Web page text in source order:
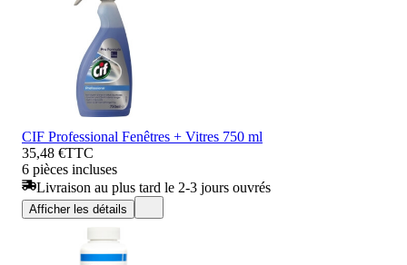
CIF Professional Fenêtres + Vitres 750 ml
35,48 €TTC
6 pièces incluses
Livraison au plus tard le 2-3 jours ouvrés
Afficher les détails